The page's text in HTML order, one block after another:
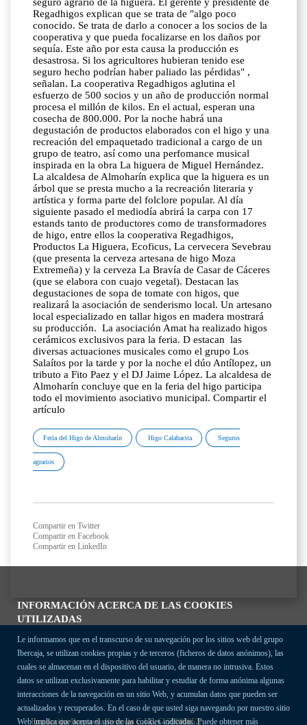
INFORMACIÓN ACERCA DE LAS COOKIES
UTILIZADAS
Le informamos que en el transcurso de su navegación por los sitios web del grupo
Ibercaja, se utilizan cookies propias y de terceros (ficheros de datos anónimos), las
cuales se almacenan en el dispositivo del usuario, de manera no intrusiva. Estos
datos se utilizan exclusivamente para habilitar y estudiar de forma anónima algunas
interacciones de la navegación en un sitio Web, y acumulan datos que pueden ser
actualizados y recuperados. En el caso de que usted siga navegando por nuestro sitio
Web implica que acepta el uso de las cookies indicadas. Puede obtener más
Regadhigos explican que se trata de "algo poco
conocido. Se trata de darlo a conocer a los socios de la
cooperativa y que pueda focalizarse en los daños por
sequía. Este año por esta causa la producción es
desastrosa. Si los agricultores hubieran tenido ese
seguro hecho podrían haber paliado las pérdidas" ,
señalan. La cooperativa Regadhigos aglutina el
esfuerzo de 500 socios y un año de producción normal
procesa el millón de kilos. En el actual, esperan una
cosecha de 800.000. Por la noche habrá una
degustación de productos elaborados con el higo y una
recreación del empaquetado tradicional a cargo de un
grupo de teatro, así como una perfomance musical
inspirada en la obra La higuera de Miguel Hernández.
La alcaldesa de Almoharín explica que la higuera es un
árbol que se presta mucho a la recreación literaria y
artística y forma parte del folclore popular. Al día
siguiente pasado el mediodía abrirá la carpa con 17
estands tanto de productores como de transformadores
de higo, entre ellos la cooperativa Regadhigos,
Productos La Higuera, Ecoficus, La cervecera Sevebrau
(que presenta la cerveza artesana de higo Moza
Extremeña) y la cerveza La Bravía de Casar de Cáceres
(que se elabora con cuajo vegetal). Destacan las
degustaciones de sopa de tomate con higos, que
realizará la asociación de senderismo local. Un artesano
local especializado en tallar higos en madera mostrará
su producción. La asociación Amat ha realizado higos
cerámicos exclusivos para la feria. D estacan las
diversas actuaciones musicales como el grupo Los
Salaítos por la tarde y por la noche el dúo Antílopez, un
tributo a Fito Paez y el DJ Jaime López. La alcaldesa de
Almoharín concluye que en la feria del higo participa
todo el movimiento asociativo municipal. Compartir el
artículo
Feria del Higo de Almoharín Higo Calabacita Seguros
agrarios
Compartir en Twitter
Compartir en Facebook
Compartir en LinkedIn
Fundación Bancaria Ibercaja C.I.F. G-50000652.